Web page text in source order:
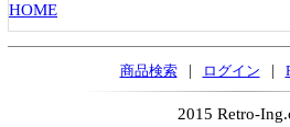
HOME
商品検索 | ログイン |
2015 Retro-